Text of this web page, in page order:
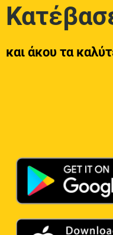
και άκου τα